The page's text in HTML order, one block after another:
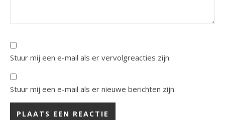
Stuur mij een e-mail als er vervolgreacties zijn.
Stuur mij een e-mail als er nieuwe berichten zijn.